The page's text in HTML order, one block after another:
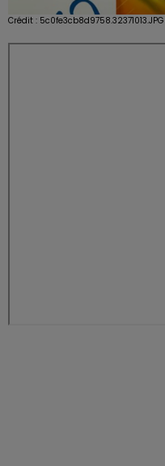
Crédit : 5c0fe3cb8d9758.32371013.JPG